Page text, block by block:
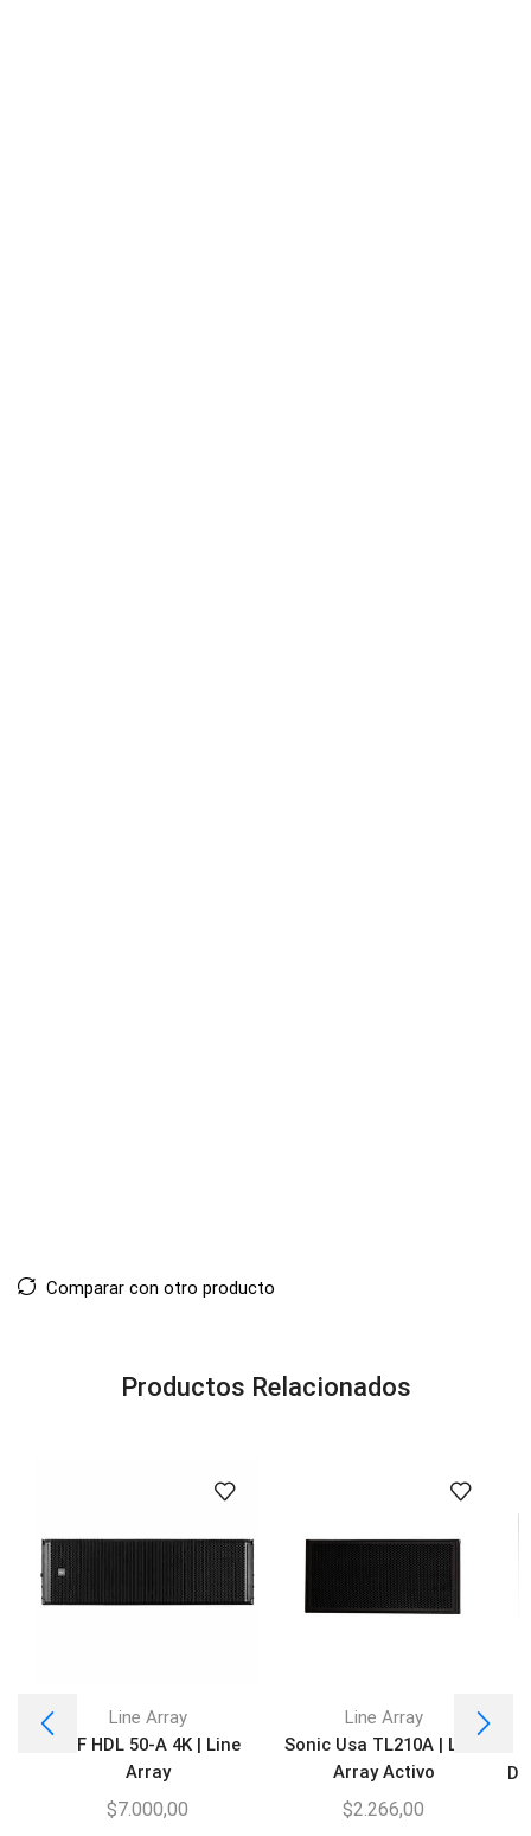
Comparar con otro producto
Productos Relacionados
Line Array
RCF HDL 50-A 4K | Line
Array
$7.000,00
Line Array
Sonic Usa TL210A | Line
Array Activo
$2.266,00